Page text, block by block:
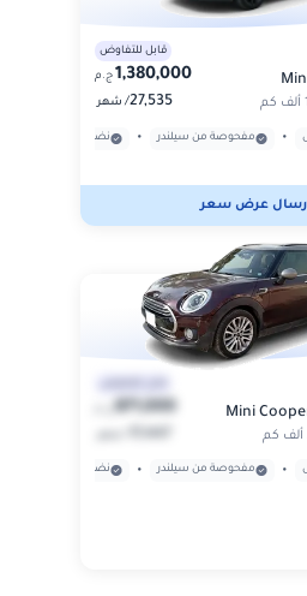
بدون حوادث مؤثرة
قابل للتفاوض
1,380,000 ج.م
27,535
/ شهر
• مفحوصة من سيلندر • نضمن قانونية ملكية
عرض سعر
Mini
871,000
17,447
• مفحوصة من سيلندر • نضمن قانونية ملكية